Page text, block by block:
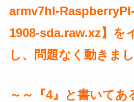
armv7hl-
1908-sda.raw.xz】を
し、問題なく動きま
～～『4』と書いてあ